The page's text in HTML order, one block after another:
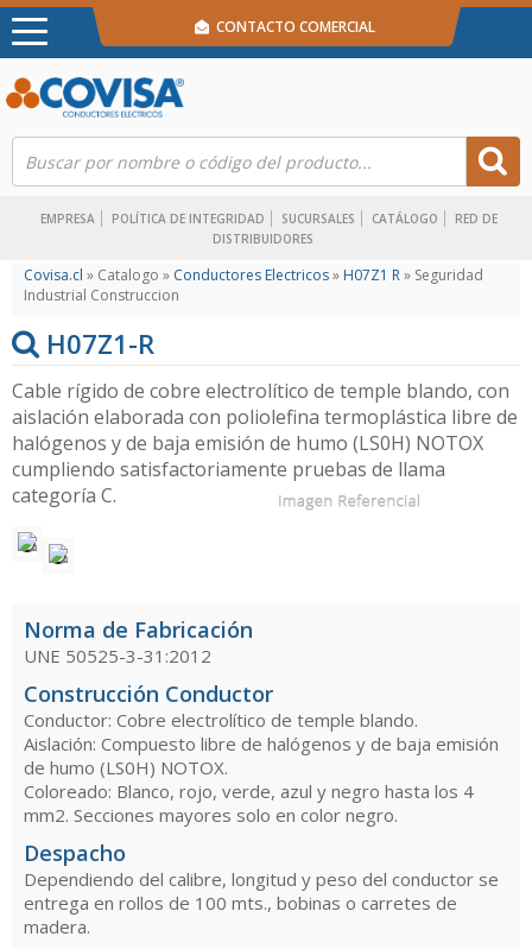
EMPRESA POLÍTICA DE INTEGRIDAD SUCURSALES CATÁLOGO
RED DE
DISTRIBUIDORES
CONTACTO COMERCIAL
Covisa.cl » Catalogo » Conductores Electricos» H07Z1 R» Seguridad
Industrial Construccion
H07Z1-R
Cable rígido de cobre electrolítico de temple blando, con
aislación elaborada con poliolefina termoplástica libre de
halógenos y de baja emisión de humo (LS0H) NOTOX
cumpliendo satisfactoriamente pruebas de llama
categoría C.
Norma de Fabricación
UNE 50525-3-31:2012
Construcción Conductor
Conductor: Cobre electrolítico de temple blando.
Aislación: Compuesto libre de halógenos y de baja emisión
de humo (LS0H) NOTOX.
Coloreado: Blanco, rojo, verde, azul y negro hasta los 4
mm2. Secciones mayores solo en color negro.
Despacho
Dependiendo del calibre, longitud y peso del conductor se
entrega en rollos de 100 mts., bobinas o carretes de
madera.